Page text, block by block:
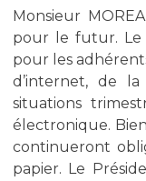
Monsieur
pour le futur. Le
pour les
d’internet, de
situations
électronique.
continueront
papier. Le